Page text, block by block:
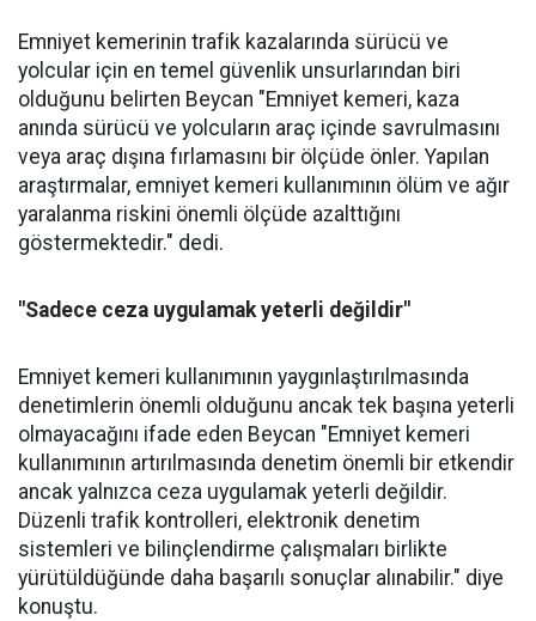
Emniyet kemerinin trafik kazalarında sürücü ve
yolcular için en temel güvenlik unsurlarından biri
olduğunu belirten Beycan "Emniyet kemeri, kaza
anında sürücü ve yolcuların araç içinde savrulmasını
veya araç dışına fırlamasını bir ölçüde önler. Yapılan
araştırmalar, emniyet kemeri kullanımının ölüm ve ağır
yaralanma riskini önemli ölçüde azalttığını
göstermektedir." dedi.
"Sadece ceza uygulamak yeterli değildir"
Emniyet kemeri kullanımının yaygınlaştırılmasında
denetimlerin önemli olduğunu ancak tek başına yeterli
olmayacağını ifade eden Beycan "Emniyet kemeri
kullanımının artırılmasında denetim önemli bir etkendir
ancak yalnızca ceza uygulamak yeterli değildir.
Düzenli trafik kontrolleri, elektronik denetim
sistemleri ve bilinçlendirme çalışmaları birlikte
yürütüldüğünde daha başarılı sonuçlar alınabilir." diye
konuştu.